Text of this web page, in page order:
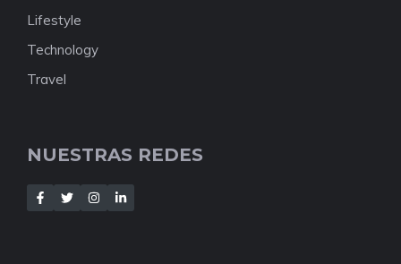
Lifestyle
Technology
Travel
NUESTRAS REDES